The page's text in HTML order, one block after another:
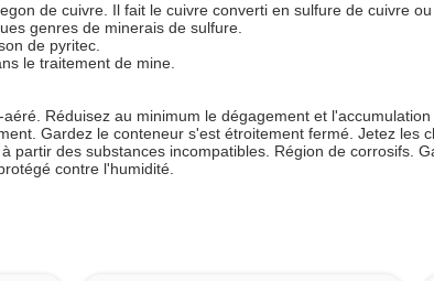
de cuivre. Il fait le cuivre converti en sulfure de cuivre ou
genres de minerais de sulfure.
de pyritec
le traitement de mine.
Réduisez au minimum le dégagement et
Gardez le conteneur s'est étroitement fermé. Jetez les
partir des substances incompatibles. Région de corrosifs.
contre l'humidité.